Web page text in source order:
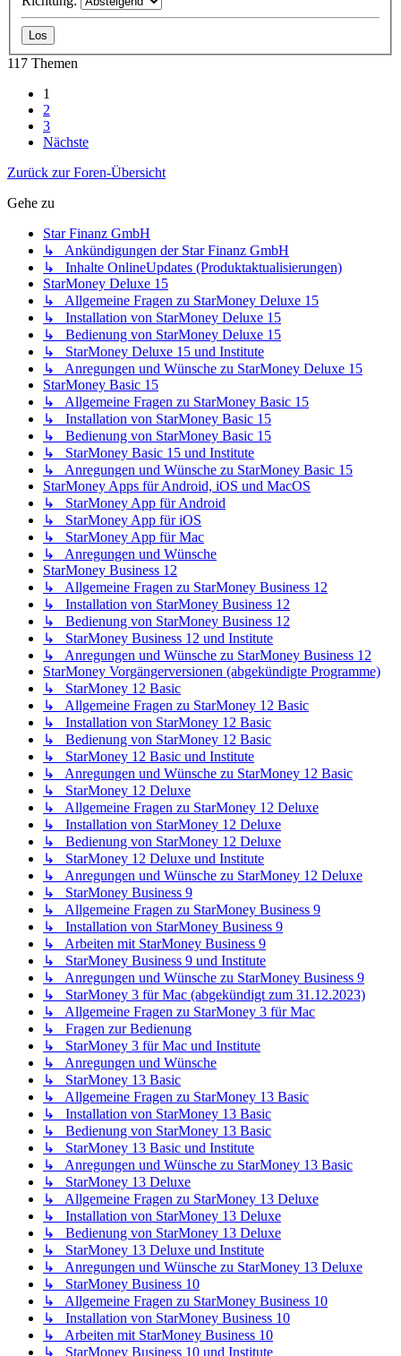
117 Themen
1
2
3
Nächste
Zurück zur Foren-Übersicht
Gehe zu
Star Finanz GmbH
↳ Ankündigungen der Star Finanz GmbH
↳ Inhalte OnlineUpdates (Produktaktualisierungen)
StarMoney Deluxe 15
↳ Allgemeine Fragen zu StarMoney Deluxe 15
↳ Installation von StarMoney Deluxe 15
↳ Bedienung von StarMoney Deluxe 15
↳ StarMoney Deluxe 15 und Institute
↳ Anregungen und Wünsche zu StarMoney Deluxe 15
StarMoney Basic 15
↳ Allgemeine Fragen zu StarMoney Basic 15
↳ Installation von StarMoney Basic 15
↳ Bedienung von StarMoney Basic 15
↳ StarMoney Basic 15 und Institute
↳ Anregungen und Wünsche zu StarMoney Basic 15
StarMoney Apps für Android, iOS und MacOS
↳ StarMoney App für Android
↳ StarMoney App für iOS
↳ StarMoney App für Mac
↳ Anregungen und Wünsche
StarMoney Business 12
↳ Allgemeine Fragen zu StarMoney Business 12
↳ Installation von StarMoney Business 12
↳ Bedienung von StarMoney Business 12
↳ StarMoney Business 12 und Institute
↳ Anregungen und Wünsche zu StarMoney Business 12
StarMoney Vorgängerversionen (abgekündigte Programme)
↳ StarMoney 12 Basic
↳ Allgemeine Fragen zu StarMoney 12 Basic
↳ Installation von StarMoney 12 Basic
↳ Bedienung von StarMoney 12 Basic
↳ StarMoney 12 Basic und Institute
↳ Anregungen und Wünsche zu StarMoney 12 Basic
↳ StarMoney 12 Deluxe
↳ Allgemeine Fragen zu StarMoney 12 Deluxe
↳ Installation von StarMoney 12 Deluxe
↳ Bedienung von StarMoney 12 Deluxe
↳ StarMoney 12 Deluxe und Institute
↳ Anregungen und Wünsche zu StarMoney 12 Deluxe
↳ StarMoney Business 9
↳ Allgemeine Fragen zu StarMoney Business 9
↳ Installation von StarMoney Business 9
↳ Arbeiten mit StarMoney Business 9
↳ StarMoney Business 9 und Institute
↳ Anregungen und Wünsche zu StarMoney Business 9
↳ StarMoney 3 für Mac (abgekündigt zum 31.12.2023)
↳ Allgemeine Fragen zu StarMoney 3 für Mac
↳ Fragen zur Bedienung
↳ StarMoney 3 für Mac und Institute
↳ Anregungen und Wünsche
↳ StarMoney 13 Basic
↳ Allgemeine Fragen zu StarMoney 13 Basic
↳ Installation von StarMoney 13 Basic
↳ Bedienung von StarMoney 13 Basic
↳ StarMoney 13 Basic und Institute
↳ Anregungen und Wünsche zu StarMoney 13 Basic
↳ StarMoney 13 Deluxe
↳ Allgemeine Fragen zu StarMoney 13 Deluxe
↳ Installation von StarMoney 13 Deluxe
↳ Bedienung von StarMoney 13 Deluxe
↳ StarMoney 13 Deluxe und Institute
↳ Anregungen und Wünsche zu StarMoney 13 Deluxe
↳ StarMoney Business 10
↳ Allgemeine Fragen zu StarMoney Business 10
↳ Installation von StarMoney Business 10
↳ Arbeiten mit StarMoney Business 10
↳ StarMoney Business 10 und Institute